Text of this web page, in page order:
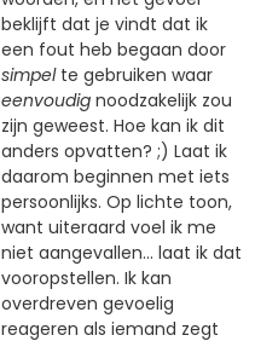
beklijft dat je vindt dat ik
een fout heb begaan door
simpelte gebruiken waar
eenvoudig noodzakelijk zou
zijn geweest. Hoe kan ik dit
anders opvatten? ;) Laat ik
daarom beginnen met iets
persoonlijks. Op lichte toon,
want uiteraard voel ik me
niet aangevallen... laat ik dat
vooropstellen. Ik kan
overdreven gevoelig
reageren als iemand zegt